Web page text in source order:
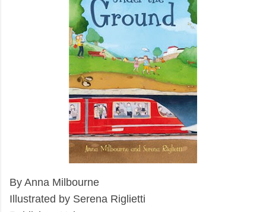
By Anna Milbourne
Illustrated by Serena Riglietti